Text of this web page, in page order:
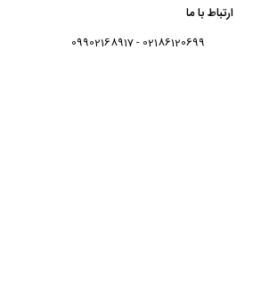
ارتباط با ما
02186120699 - 09902168917